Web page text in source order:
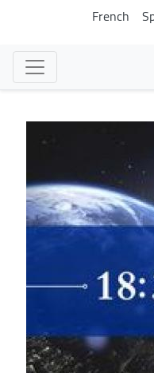
French